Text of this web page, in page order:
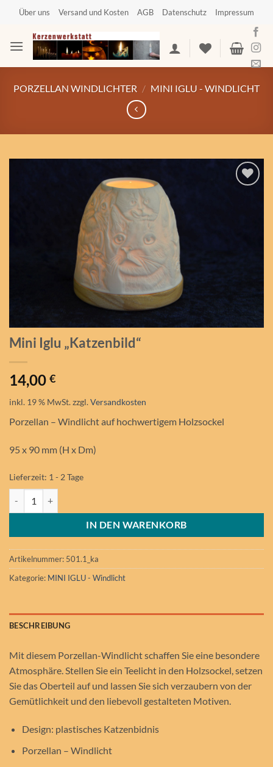
springen
Über uns Versand und Kosten AGB Datenschutz Impressum
PORZELLAN WINDLICHTER / MINI IGLU - WINDLICHT
Mini Iglu „Katzenbild“
14,00 €
inkl. 19 % MwSt.zzgl.Versandkosten
Porzellan – Windlicht auf hochwertigem Holzsockel
95 x 90 mm (H x Dm)
Lieferzeit: 1 - 2 Tage
IN DEN WARENKORB
Artikelnummer: 501.1_ka
Kategorie: MINI IGLU - Windlicht
BESCHREIBUNG
Mit diesem Porzellan-Windlicht schaffen Sie eine besondere
Atmosphäre. Stellen Sie ein Teelicht in den Holzsockel, setzen
Sie das Oberteil auf und lassen Sie sich verzaubern von der
Gemütlichkeit und den liebevoll gestalteten Motiven.
Design: plastisches Katzenbidnis
Porzellan – Windlicht